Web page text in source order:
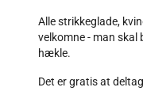
Alle strikkeglade,
velkomne - man skal
hækle.
Det er gratis at